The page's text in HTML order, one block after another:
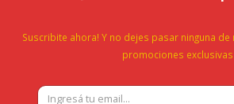
Suscribite ahora! Y no dejes pasar ninguna
promociones exclusivas